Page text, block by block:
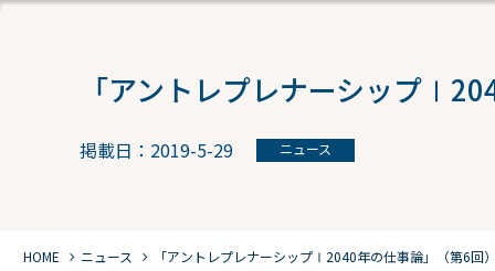
「アントレプレナーシップ
掲載日：2019-5-29 ニュース
HOME chevron_right ニュース chevron_right 「アントレプレナーシップⅠ2040年の仕事論」（第6回